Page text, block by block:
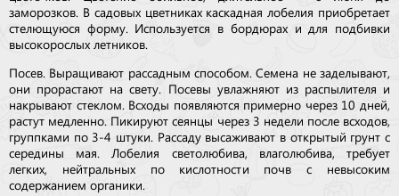
заморозков. В садовых цветниках каскадная лобелия приобретает
стелющуюся форму. Используется в бордюрах и для подбивки
высокорослых летников.
Посев. Выращивают рассадным способом. Семена не заделывают,
они прорастают на свету. Посевы увлажняют из распылителя и
накрывают стеклом. Всходы появляются примерно через 10 дней,
растут медленно. Пикируют сеянцы через 3 недели после всходов,
группками по 3-4 штуки. Рассаду высаживают в открытый грунт с
середины мая. Лобелия светолюбива, влаголюбива, требует
легких, нейтральных по кислотности почв с невысоким
содержанием органики.